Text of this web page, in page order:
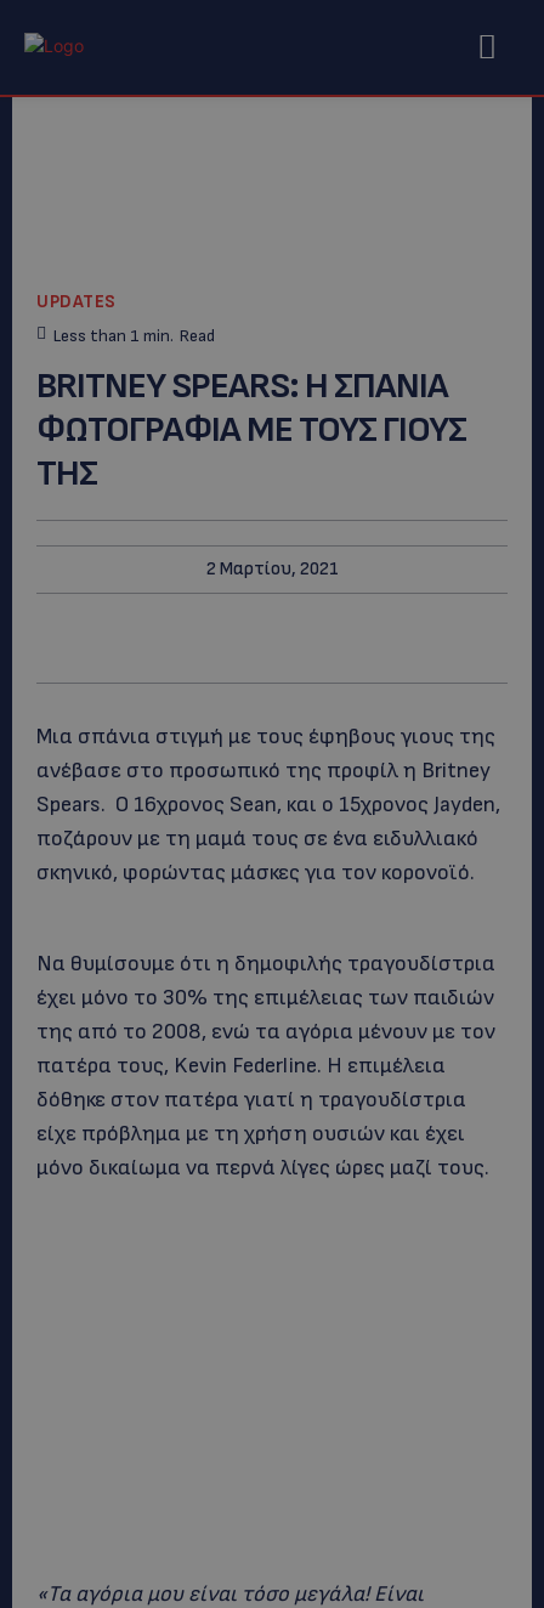
UPDATES
Less than 1 min. Read
BRITNEY SPEARS: Η ΣΠΑΝΙΑ
ΦΩΤΟΓΡΑΦΙΑ ΜΕ ΤΟΥΣ ΓΙΟΥΣ
ΤΗΣ
2 Μαρτίου, 2021
Μια σπάνια στιγμή με τους έφηβους γιους της
ανέβασε στο προσωπικό της προφίλ η Britney
Spears. O 16χρονος Sean, και ο 15χρονος Jayden,
ποζάρουν με τη μαμά τους σε ένα ειδυλλιακό
σκηνικό, φορώντας μάσκες για τον κορονοϊό.
Να θυμίσουμε ότι η δημοφιλής τραγουδίστρια
έχει μόνο το 30% της επιμέλειας των παιδιών
της από το 2008, ενώ τα αγόρια μένουν με τον
πατέρα τους, Kevin Federline. Η επιμέλεια
δόθηκε στον πατέρα γιατί η τραγουδίστρια
είχε πρόβλημα με τη χρήση ουσιών και έχει
μόνο δικαίωμα να περνά λίγες ώρες μαζί τους.
«Τα αγόρια μου είναι τόσο μεγάλα! Είναι